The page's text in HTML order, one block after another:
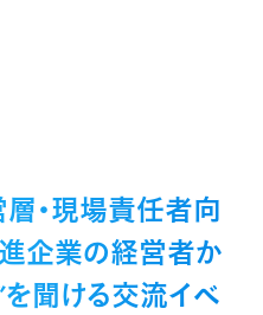
・現場責任者向
企業の経営者か
聞ける交流イベ